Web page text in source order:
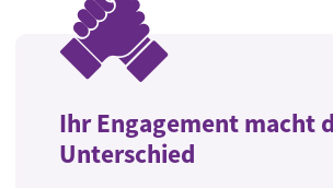
Ihr Engagement macht
Unterschied